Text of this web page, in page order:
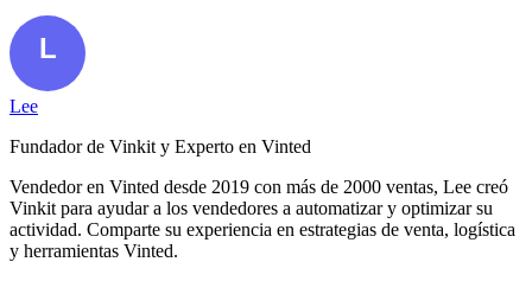
Lee
Fundador de Vinkit y Experto en Vinted
Vendedor en Vinted desde 2019 con más de 2000 ventas, Lee creó
Vinkit para ayudar a los vendedores a automatizar y optimizar su
actividad. Comparte su experiencia en estrategias de venta, logística
y herramientas Vinted.